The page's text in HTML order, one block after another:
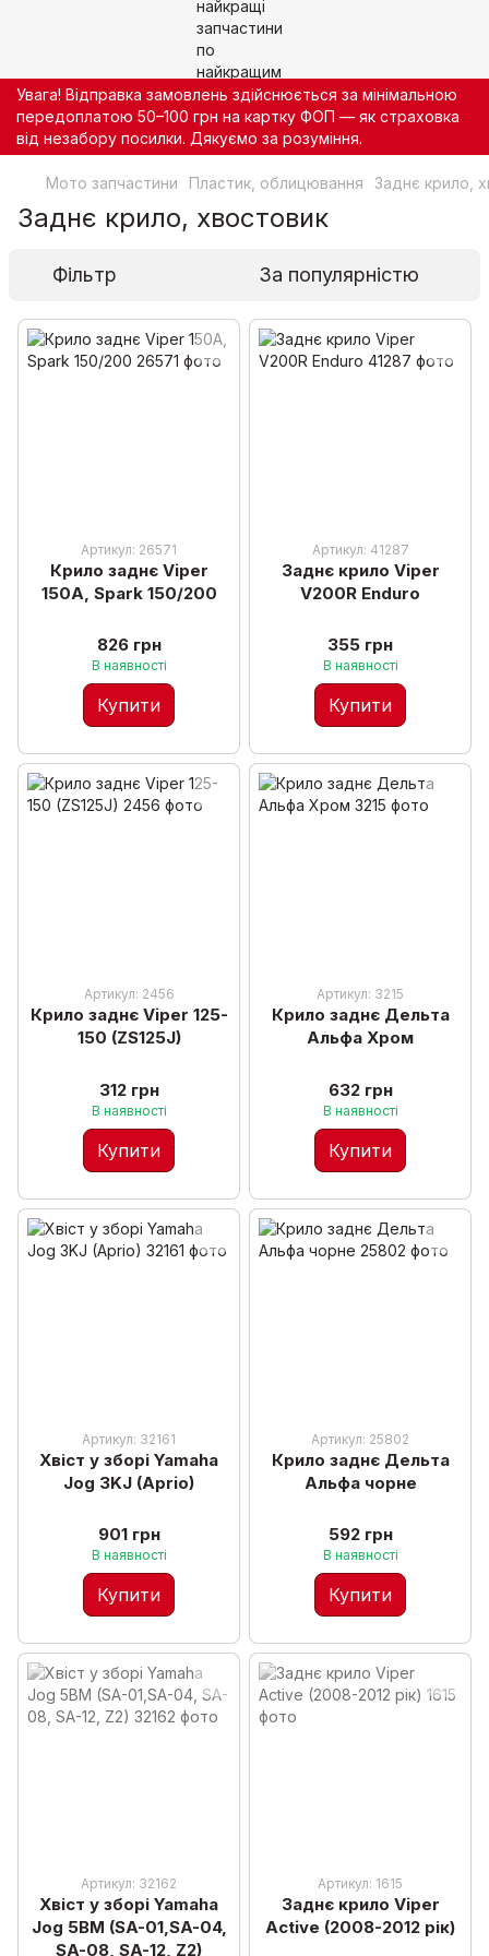
Увага! Відправка замовлень здійснюється за мінімальною
передоплатою 50–100 грн на картку ФОП — як страховка
від незабору посилки. Дякуємо за розуміння.
Мото запчастини Пластик, облицювання Заднє крило,
Заднє крило, хвостовик
Фільтр За популярністю
Артикул: 26571
Крило заднє Viper
150A, Spark 150/200
826 грн
В наявності
Купити
Артикул: 41287
Заднє крило Viper
V200R Enduro
355 грн
В наявності
Купити
Артикул: 2456
Крило заднє Viper 125-
150 (ZS125J)
312 грн
В наявності
Купити
Артикул: 3215
Крило заднє Дельта
Альфа Хром
632 грн
В наявності
Купити
Артикул: 32161
Хвіст у зборі Yamaha
Jog 3KJ (Aprio)
901 грн
В наявності
Купити
Артикул: 25802
Крило заднє Дельта
Альфа чорне
592 грн
В наявності
Купити
Артикул: 32162
Хвіст у зборі Yamaha
Jog 5BM (SA-01,SA-04,
SA-08, SA-12, Z2)
Артикул: 1615
Заднє крило Viper
Active (2008-2012 рік)